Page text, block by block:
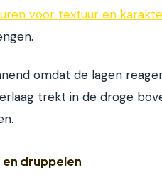
voor textuur en
omdat de lagen
trekt in de droge
druppelen